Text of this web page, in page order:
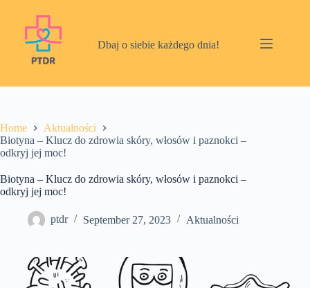
content
Dbaj o siebie każdego dnia!
Home
Aktualności
Biotyna – Klucz do zdrowia skóry, włosów i paznokci –
odkryj jej moc!
Biotyna – Klucz do zdrowia skóry, włosów i paznokci –
odkryj jej moc!
ptdr September 27, 2023 Aktualności